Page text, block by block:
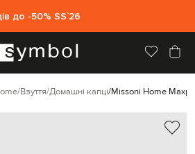
до -50% SS`26
Взуття Домашні капці Missoni Home